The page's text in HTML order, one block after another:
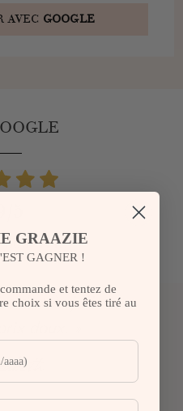
AVEC GOOGLE
AVIS
de très jolis
GRAAZIE
GAGNER !
et tentez de
choix si vous êtes tiré au